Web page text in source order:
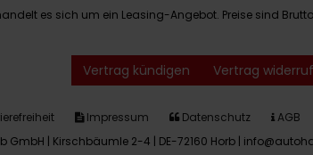
es sich um ein Leasing-Angebot. Preise sind
Vertrag kündigen Vertrag
Impressum Datenschutz AGB
GmbH | Kirschbäumle 2-4 | DE-72160 Horb |